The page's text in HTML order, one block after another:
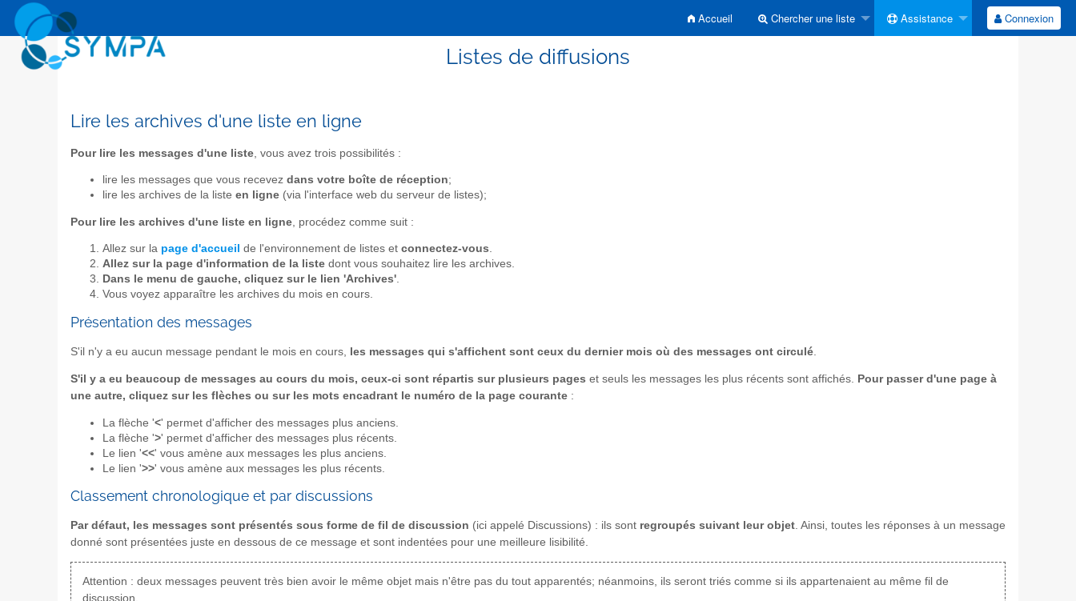
Accueil Chercher une liste Assistance Connexion
Listes de diffusions
Lire les archives d'une liste en ligne
Pour lire les messages d'une liste , vous avez trois possibilités :
lire les messages que vous recevez dans votre boîte de réception;
lire les archives de la liste en ligne (via l'interface web du serveur de listes);
Pour lire les archives d'une liste en ligne , procédez comme suit :
Allez sur la page d'accueil de l'environnement de listes et connectez-vous.
Allez sur la page d'information de la liste dont vous souhaitez lire les archives.
Dans le menu de gauche, cliquez sur le lien 'Archives'.
Vous voyez apparaître les archives du mois en cours.
Présentation des messages
S'il n'y a eu aucun message pendant le mois en cours, les messages qui s'affichent sont ceux du dernier mois où des messages ont circulé
S'il y a eu beaucoup de messages au cours du mois, ceux-ci sont répartis sur plusieurs pages et seuls les messages les plus récents sont affichés. Pour passer d'une page à
une autre, cliquez sur les flèches ou sur les mots encadrant le numéro de la page courante :
La flèche '<' permet d'afficher des messages plus anciens.
La flèche '>' permet d'afficher des messages plus récents.
Le lien '<<' vous amène aux messages les plus anciens.
Le lien '>>' vous amène aux messages les plus récents.
Classement chronologique et par discussions
Par défaut, les messages sont présentés sous forme de fil de discussion (ici appelé Discussions) : ils sont regroupés suivant leur objet . Ainsi, toutes les réponses à un message
donné sont présentées juste en dessous de ce message et sont indentées pour une meilleure lisibilité.
Attention : deux messages peuvent très bien avoir le même objet mais n'être pas du tout apparentés; néanmoins, ils seront triés comme si ils appartenaient au même fil de
discussion.